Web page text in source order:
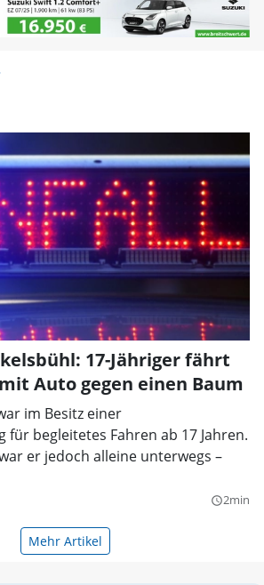
17-Jähriger fährt
Auto gegen einen Baum
im Besitz einer
für begleitetes Fahren ab 17 Jahren.
er jedoch alleine unterwegs –
query_builder2min
Mehr Artikel